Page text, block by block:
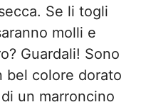
Se li togli
molli e
Guardali! Sono
bel colore dorato
un marroncino